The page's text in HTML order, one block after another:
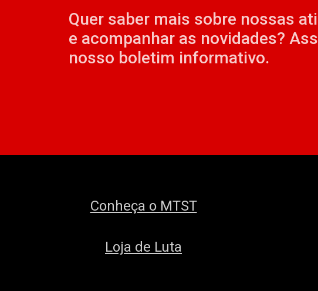
Quer saber mais sobre nossas
e acompanhar as novidades?
nosso boletim informativo.
Conheça o MTST
Loja de Luta